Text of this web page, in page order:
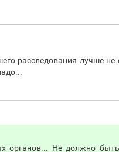
расследования лучше
органов... Не должно